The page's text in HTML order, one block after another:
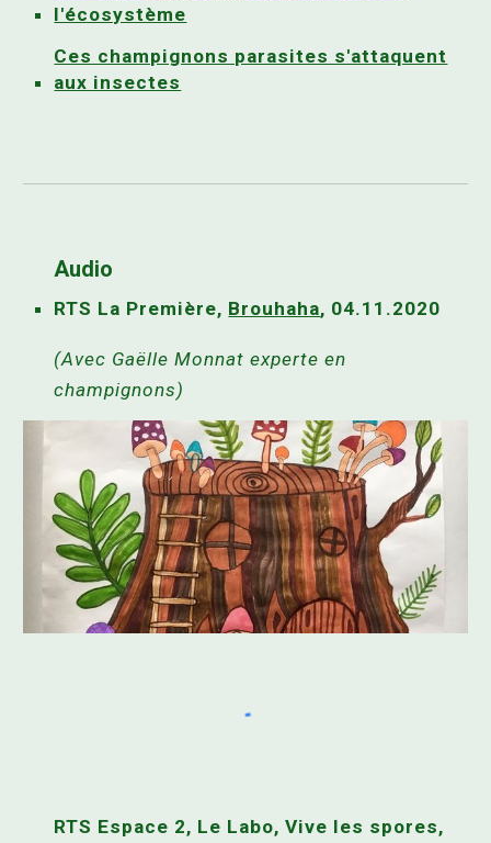
l'écosystème
Ces champignons parasites s'attaquent
aux insectes
Audio
RTS La Première, Brouhaha, 04.11.2020
(Avec Gaëlle Monnat experte en
champignons)
RTS Espace 2, Le Labo, Vive les spores,